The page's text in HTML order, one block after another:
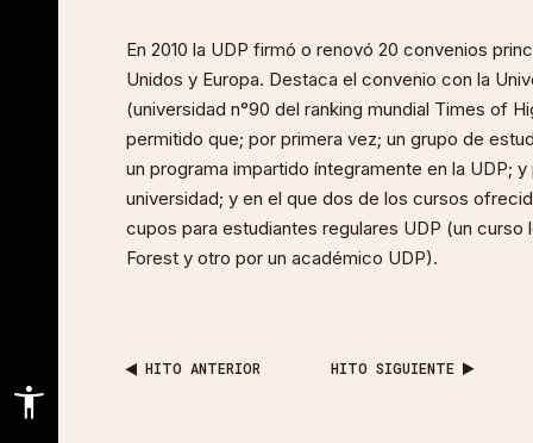
En 2010 la UDP firmó o renovó 20 convenios
Unidos y Europa. Destaca el convenio con la
(universidad n°90 del ranking mundial Times of
permitido que; por primera vez; un grupo de
un programa impartido íntegramente en la UDP;
universidad; y en el que dos de los cursos
cupos para estudiantes regulares UDP (un
Forest y otro por un académico UDP).
HITO ANTERIOR HITO SIGUIENTE